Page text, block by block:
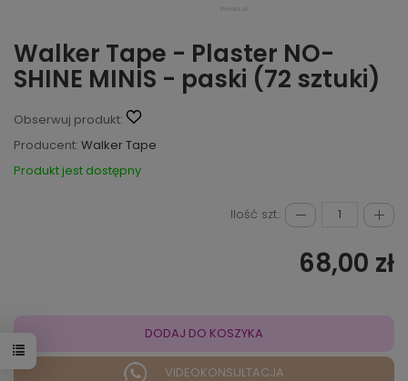
Walker Tape - Plaster NO-
SHINE MINIS - paski (72 sztuki)
Obserwuj produkt:
Producent: Walker Tape
Produkt jest dostępny
Ilość szt.:
68,00 zł
DODAJ DO KOSZYKA
VIDEOKONSULTACJA